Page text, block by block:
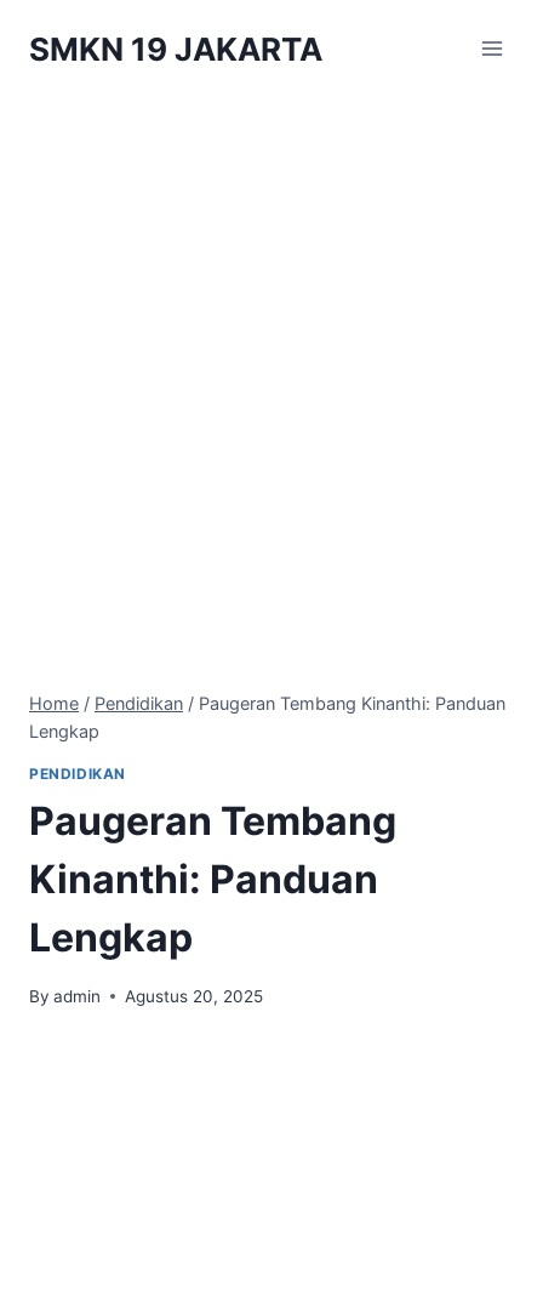
SMKN 19 JAKARTA
Home / Pendidikan / Paugeran Tembang Kinanthi: Panduan
Lengkap
PENDIDIKAN
Paugeran Tembang
Kinanthi: Panduan
Lengkap
By admin Agustus 20, 2025